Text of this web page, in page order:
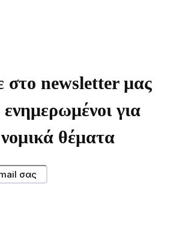
στο newsletter μας
ενημερωμένοι για
θέματα